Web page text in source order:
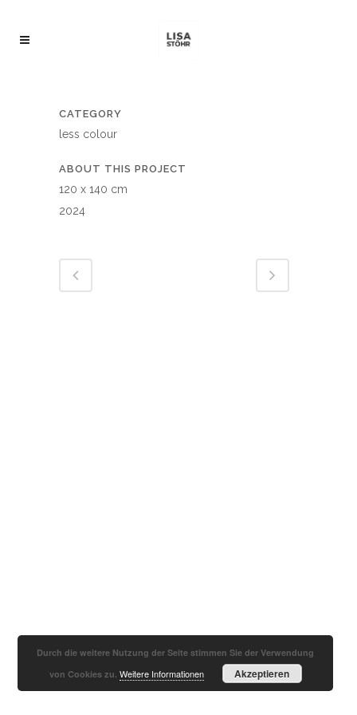
CATEGORY
less colour
ABOUT THIS PROJECT
120 x 140 cm
2024
Durch die weitere Nutzung der Seite stimmen Sie der Verwendung
von Cookies zu. Weitere Informationen Akzeptieren